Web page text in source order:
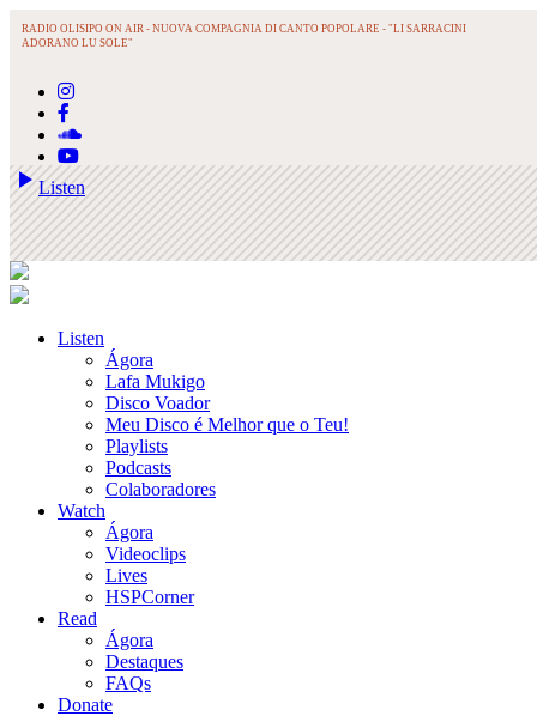
play_arrowListen
RADIO OLISIPO ON AIR - NUOVA COMPAGNIA DI CANTO POPOLARE - "LI SARRACINI
ADORANO LU SOLE"
Listen
Ágora
Lafa Mukigo
Disco Voador
Meu Disco é Melhor que o Teu!
Playlists
Podcasts
Colaboradores
Watch
Ágora
Videoclips
Lives
HSPCorner
Read
Ágora
Destaques
FAQs
Donate